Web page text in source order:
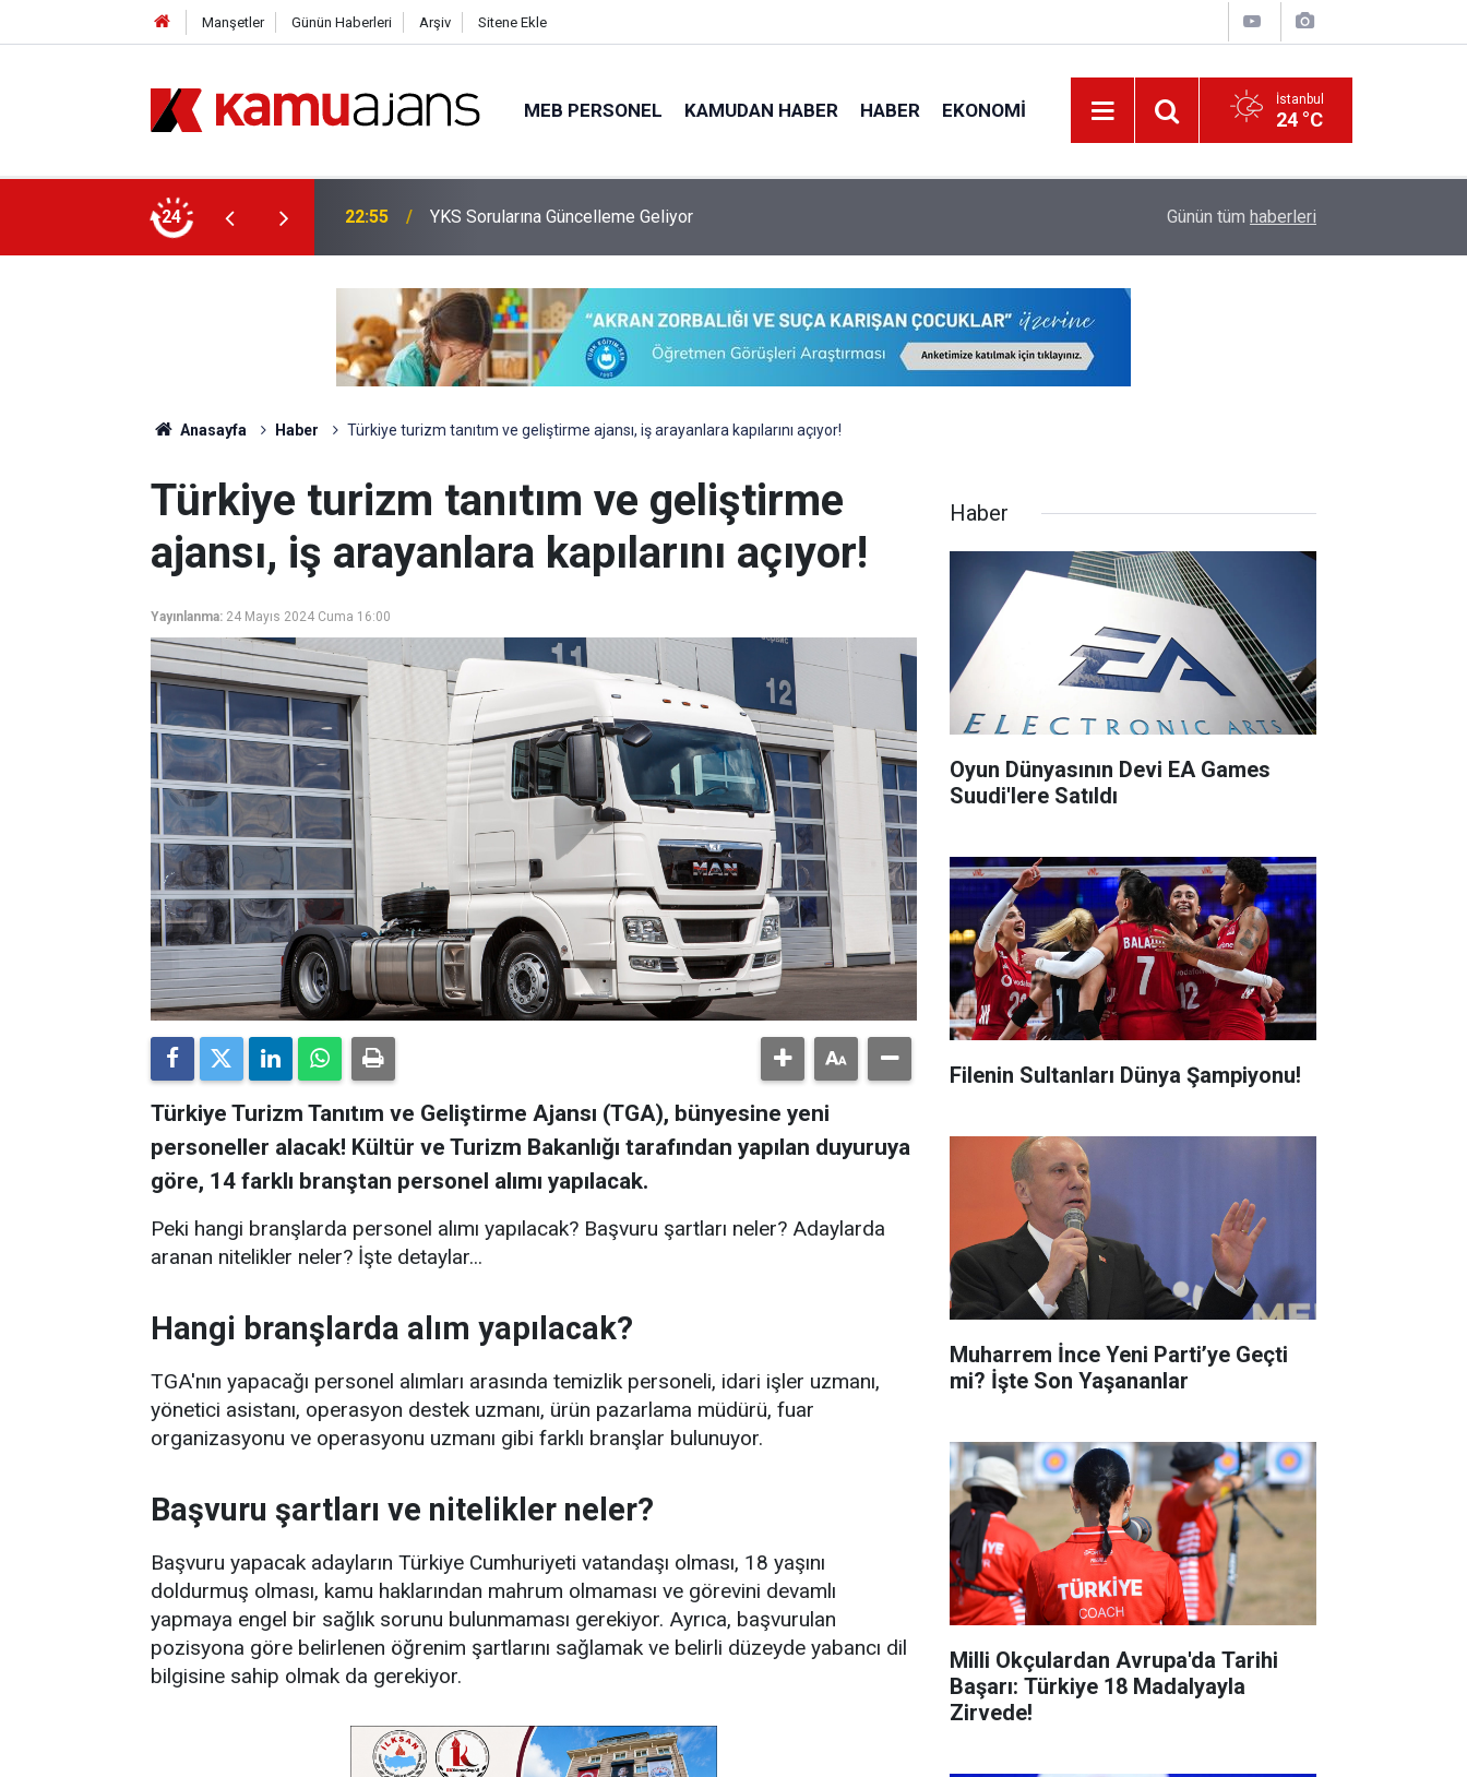
Manşetler Günün Haberleri Arşiv Sitene Ekle
MEB PERSONEL KAMUDAN HABER HABER EKONOMI İstanbul
24 °C
24 20:25 İl Emri Ataması Kaç Yıldır Yapılıyor, Bu Sene Yapılacak Mı? O Öğretmenlerin Yaz Tatili 17 Ağustos'ta Sona
Günün tüm haberleri
Anasayfa Haber Türkiye turizm tanıtım ve geliştirme ajansı, iş arayanlara kapılarını açıyor!
Türkiye turizm tanıtım ve geliştirme
ajansı, iş arayanlara kapılarını açıyor!
Yayınlanma: 24 Mayıs 2024 Cuma 16:00
Türkiye Turizm Tanıtım ve Geliştirme Ajansı (TGA), bünyesine yeni
personeller alacak! Kültür ve Turizm Bakanlığı tarafından yapılan duyuruya
göre, 14 farklı branştan personel alımı yapılacak.
Peki hangi branşlarda personel alımı yapılacak? Başvuru şartları neler? Adaylarda
aranan nitelikler neler? İşte detaylar...
Hangi branşlarda alım yapılacak?
TGA'nın yapacağı personel alımları arasında temizlik personeli, idari işler uzmanı,
yönetici asistanı, operasyon destek uzmanı, ürün pazarlama müdürü, fuar
organizasyonu ve operasyonu uzmanı gibi farklı branşlar bulunuyor.
Başvuru şartları ve nitelikler neler?
Başvuru yapacak adayların Türkiye Cumhuriyeti vatandaşı olması, 18 yaşını
doldurmuş olması, kamu haklarından mahrum olmaması ve görevini devamlı
yapmaya engel bir sağlık sorunu bulunmaması gerekiyor. Ayrıca, başvurulan
pozisyona göre belirlenen öğrenim şartlarını sağlamak ve belirli düzeyde yabancı dil
bilgisine sahip olmak da gerekiyor.
Haber
Oyun Dünyasının Devi EA Games
Suudi'lere Satıldı
Filenin Sultanları Dünya Şampiyonu!
Muharrem İnce Yeni Parti’ye Geçti
mi? İşte Son Yaşananlar
Milli Okçulardan Avrupa'da Tarihi
Başarı: Türkiye 18 Madalyayla
Zirvede!